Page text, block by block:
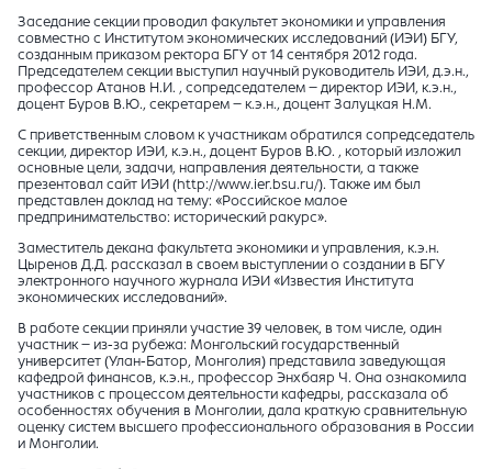
Заседание секции проводил факультет экономики и управления
совместно с Институтом экономических исследований (ИЭИ) БГУ,
созданным приказом ректора БГУ от 14 сентября 2012 года.
Председателем секции выступил научный руководитель ИЭИ, д.э.н.,
профессор Атанов Н.И. , сопредседателем – директор ИЭИ, к.э.н.,
доцент Буров В.Ю., секретарем – к.э.н., доцент Залуцкая Н.М.
С приветственным словом к участникам обратился сопредседатель
секции, директор ИЭИ, к.э.н., доцент Буров В.Ю. , который изложил
основные цели, задачи, направления деятельности, а также
презентовал сайт ИЭИ (http://www.ier.bsu.ru/). Также им был
представлен доклад на тему: «Российское малое
предпринимательство: исторический ракурс».
Заместитель декана факультета экономики и управления, к.э.н.
Цыренов Д.Д. рассказал в своем выступлении о создании в БГУ
электронного научного журнала ИЭИ «Известия Института
экономических исследований».
В работе секции приняли участие 39 человек, в том числе, один
участник – из-за рубежа: Монгольский государственный
университет (Улан-Батор, Монголия) представила заведующая
кафедрой финансов, к.э.н., профессор Энхбаяр Ч. Она ознакомила
участников с процессом деятельности кафедры, рассказала об
особенностях обучения в Монголии, дала краткую сравнительную
оценку систем высшего профессионального образования в России
и Монголии.